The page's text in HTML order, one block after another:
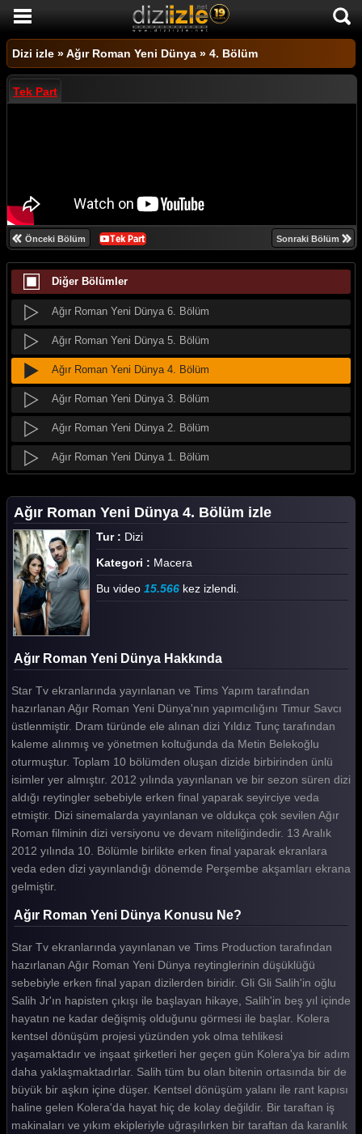
DİZİ İZLE
AKTİF DİZİLER
SON EKLENEN DİZİLER
KOMEDİ
DUYGUSAL
TARİHİ
TV SHOW
GENÇLİK
DİZİ HABERLERİ
Dizi izle »Ağır Roman Yeni Dünya » 4. Bölüm
Tek Part
Önceki Bölüm Sonraki Bölüm
Diğer Bölümler
Ağır Roman Yeni Dünya 10. Bölüm
Ağır Roman Yeni Dünya 9. Bölüm
Ağır Roman Yeni Dünya 8. Bölüm
Ağır Roman Yeni Dünya 7. Bölüm
Ağır Roman Yeni Dünya 6. Bölüm
Ağır Roman Yeni Dünya 5. Bölüm
Ağır Roman Yeni Dünya 4. Bölüm
Ağır Roman Yeni Dünya 3. Bölüm
Ağır Roman Yeni Dünya 2. Bölüm
Ağır Roman Yeni Dünya 1. Bölüm
Ağır Roman Yeni Dünya 4. Bölüm izle
Tur : Dizi
Kategori : Macera
Bu video 15.566 kez izlendi.
Ağır Roman Yeni Dünya Hakkında
Star Tv ekranlarında yayınlanan ve Tims Yapım tarafından
hazırlanan Ağır Roman Yeni Dünya'nın yapımcılığını Timur Savcı
üstlenmiştir. Dram türünde ele alınan dizi Yıldız Tunç tarafından
kaleme alınmış ve yönetmen koltuğunda da Metin Belekoğlu
oturmuştur. Toplam 10 bölümden oluşan dizide birbirinden ünlü
isimler yer almıştır. 2012 yılında yayınlanan ve bir sezon süren dizi
aldığı reytingler sebebiyle erken final yaparak seyirciye veda
etmiştir. Dizi sinemalarda yayınlanan ve oldukça çok sevilen Ağır
Roman filminin dizi versiyonu ve devam niteliğindedir. 13 Aralık
2012 yılında 10. Bölümle birlikte erken final yaparak ekranlara
veda eden dizi yayınlandığı dönemde Perşembe akşamları ekrana
gelmiştir.
Ağır Roman Yeni Dünya Konusu Ne?
Star Tv ekranlarında yayınlanan ve Tims Production tarafından
hazırlanan Ağır Roman Yeni Dünya reytinglerinin düşüklüğü
sebebiyle erken final yapan dizilerden biridir. Gli Gli Salih'in oğlu
Salih Jr'ın hapisten çıkışı ile başlayan hikaye, Salih'in beş yıl içinde
hayatın ne kadar değişmiş olduğunu görmesi ile başlar. Kolera
kentsel dönüşüm projesi yüzünden yok olma tehlikesi
yaşamaktadır ve inşaat şirketleri her geçen gün Kolera'ya bir adım
daha yaklaşmaktadırlar. Salih tüm bu olan bitenin ortasında bir de
büyük bir aşkın içine düşer. Kentsel dönüşüm yalanı ile rant kapısı
haline gelen Kolera'da hayat hiç de kolay değildir. Bir taraftan iş
makinaları ve yıkım ekipleriyle uğraşılırken bir taraftan da karanlık